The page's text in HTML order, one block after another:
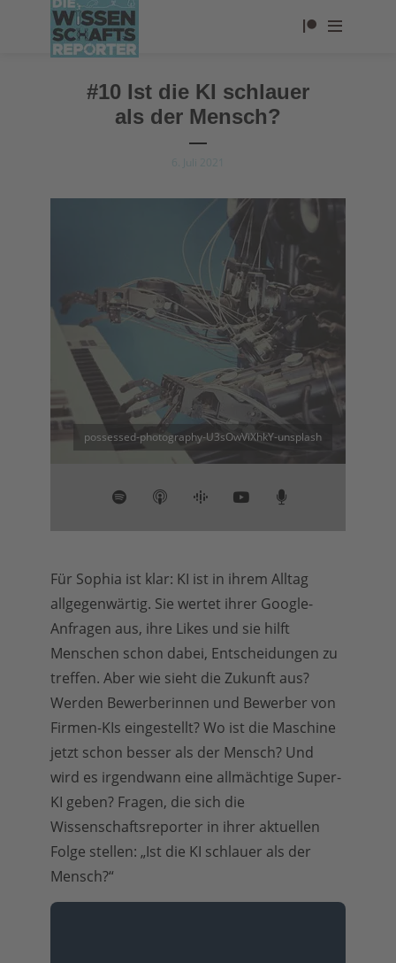
#10 Ist die KI schlauer
als der Mensch?
6. Juli 2021
possessed-photography-U3sOwViXhkY-unsplash
Für Sophia ist klar: KI ist in ihrem Alltag
allgegenwärtig. Sie wertet ihrer Google-
Anfragen aus, ihre Likes und sie hilft
Menschen schon dabei, Entscheidungen zu
treffen. Aber wie sieht die Zukunft aus?
Werden Bewerberinnen und Bewerber von
Firmen-KIs eingestellt? Wo ist die Maschine
jetzt schon besser als der Mensch? Und
wird es irgendwann eine allmächtige Super-
KI geben? Fragen, die sich die
Wissenschaftsreporter in ihrer aktuellen
Folge stellen: „Ist die KI schlauer als der
Mensch?“